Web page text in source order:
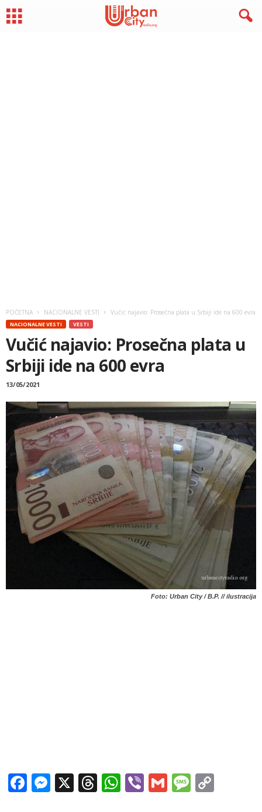
POČETNA NACIONALNE VESTI Vučić najavio: Prosečna plata u Srbiji ide na 600 evra
NACIONALNE VESTI VESTI
Vučić najavio: Prosečna plata u
Srbiji ide na 600 evra
13/05/2021
Foto: Urban City / B.P. // ilustracija
Facebook
Messenger
X Threads
WhatsApp
ViberGmail